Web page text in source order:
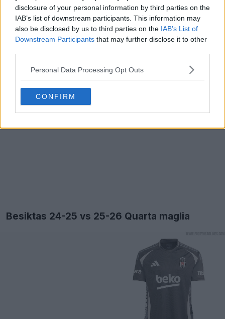
disclosure of your personal information by third parties on the
IAB’s list of downstream participants. This information may
also be disclosed by us to third parties on the IAB’s List of
Downstream Participants that may further disclose it to other
Personal Data Processing Opt Outs
CONFIRM
Besiktas 24-25 vs 25-26 Quarta maglia